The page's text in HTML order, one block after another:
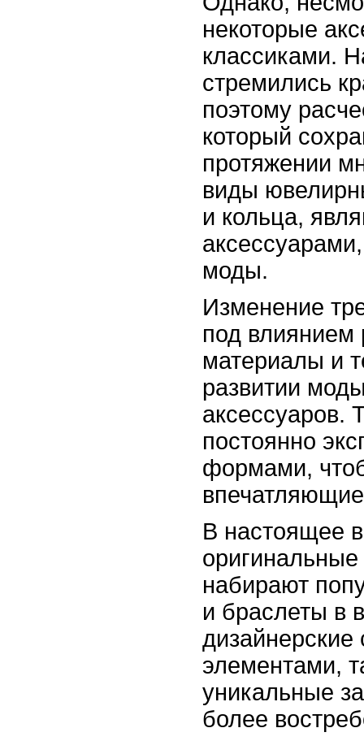
некоторые
классиками.
стремились
поэтому
который
протяжении
виды
и кольца,
моды.
Изменение
под
материалы и
развитии
аксессуаров.
постоянно
формами,
В настоящее
набирают
и браслеты в
элементами,
уникальные
более